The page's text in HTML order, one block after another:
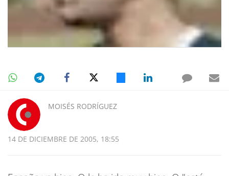
MOISÉS RODRÍGUEZ
14 DE DICIEMBRE DE 2005, 18:55